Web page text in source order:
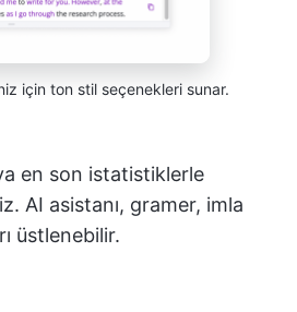
için ton stil seçenekleri sunar.
en son istatistiklerle
AI asistanı, gramer, imla
üstlenebilir.